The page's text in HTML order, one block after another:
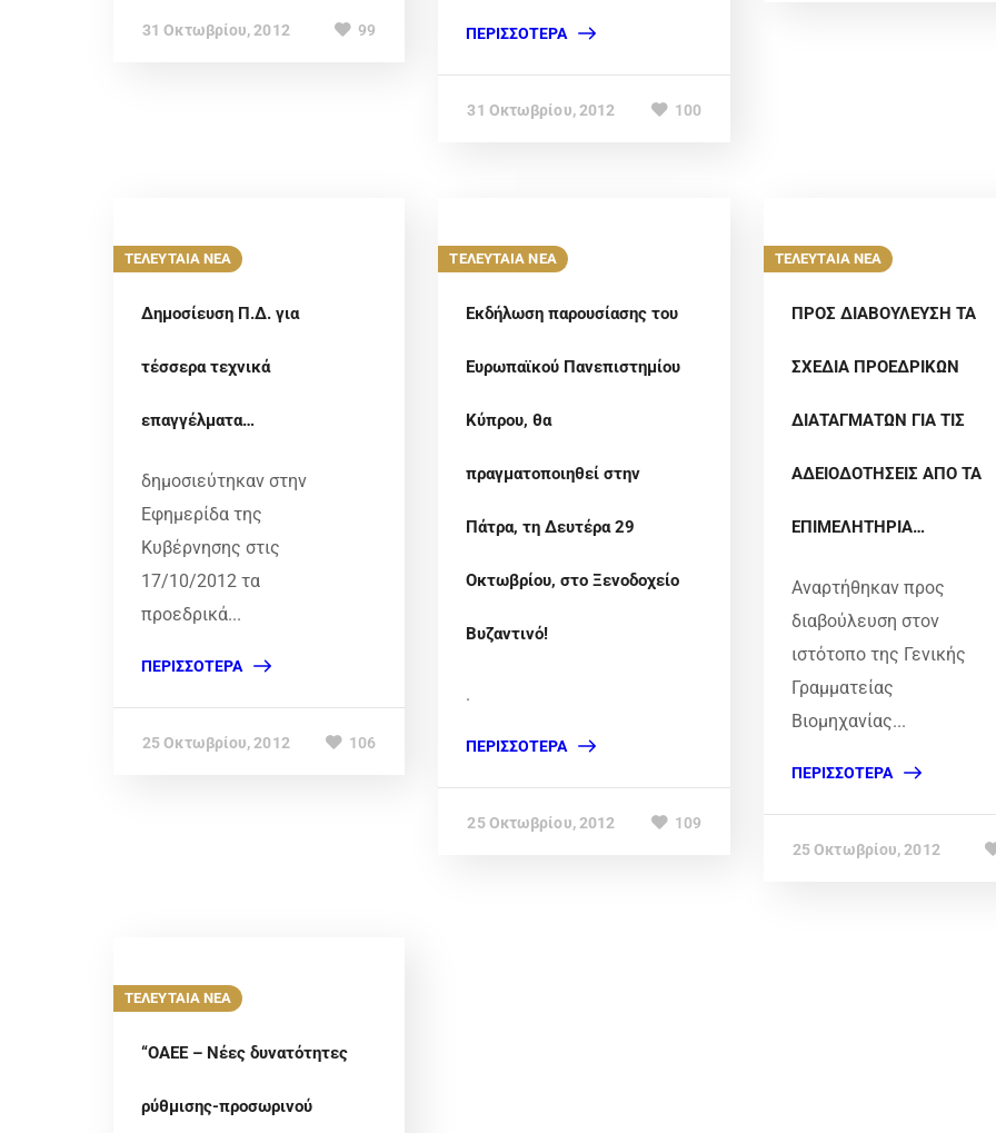
31 Οκτωβρίου, 2012 99 ΠΕΡΙΣΣΌΤΕΡΑ
31 Οκτωβρίου, 2012 100
ΤΕΛΕΥΤΑΙΑ ΝΕΑ
Δημοσίευση Π.Δ. για
τέσσερα τεχνικά
επαγγέλματα…
δημοσιεύτηκαν στην
Εφημερίδα της
Κυβέρνησης στις
17/10/2012 τα
προεδρικά...
ΠΕΡΙΣΣΌΤΕΡΑ
25 Οκτωβρίου, 2012 106
ΤΕΛΕΥΤΑΙΑ ΝΕΑ
Eκδήλωση παρουσίασης του
Ευρωπαϊκού Πανεπιστημίου
Κύπρου, θα
πραγματοποιηθεί στην
Πάτρα, τη Δευτέρα 29
Οκτωβρίου, στο Ξενοδοχείο
Βυζαντινό!
.
ΠΕΡΙΣΣΌΤΕΡΑ
25 Οκτωβρίου, 2012 109
ΤΕΛΕΥΤΑΙΑ ΝΕΑ
ΠΡΟΣ ΔΙΑΒΟΥΛΕΥΣΗ ΤΑ
ΣΧΕΔΙΑ ΠΡΟΕΔΡΙΚΩΝ
ΔΙΑΤΑΓΜΑΤΩΝ ΓΙΑ ΤΙΣ
ΑΔΕΙΟΔΟΤΗΣΕΙΣ ΑΠΟ ΤΑ
ΕΠΙΜΕΛΗΤΗΡΙΑ…
Αναρτήθηκαν προς
διαβούλευση στον
ιστότοπο της Γενικής
Γραμματείας
Βιομηχανίας...
ΠΕΡΙΣΣΌΤΕΡΑ
25 Οκτωβρίου, 2012
ΤΕΛΕΥΤΑΙΑ ΝΕΑ
“ΟΑΕΕ – Νέες δυνατότητες
ρύθμισης-προσωρινού